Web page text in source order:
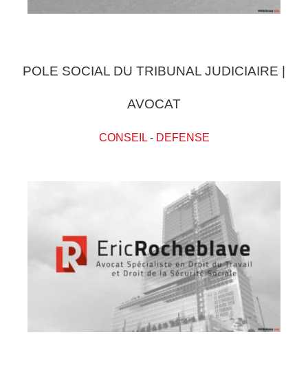
POLE SOCIAL DU TRIBUNAL JUDICIAIRE |
AVOCAT
CONSEIL- DEFENSE